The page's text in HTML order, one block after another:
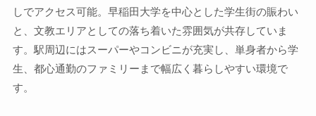
しでアクセス可能。早稲田大学を中心とした学生街の賑わい
と、文教エリアとしての落ち着いた雰囲気が共存していま
す。駅周辺にはスーパーやコンビニが充実し、単身者から学
生、都心通勤のファミリーまで幅広く暮らしやすい環境で
す。